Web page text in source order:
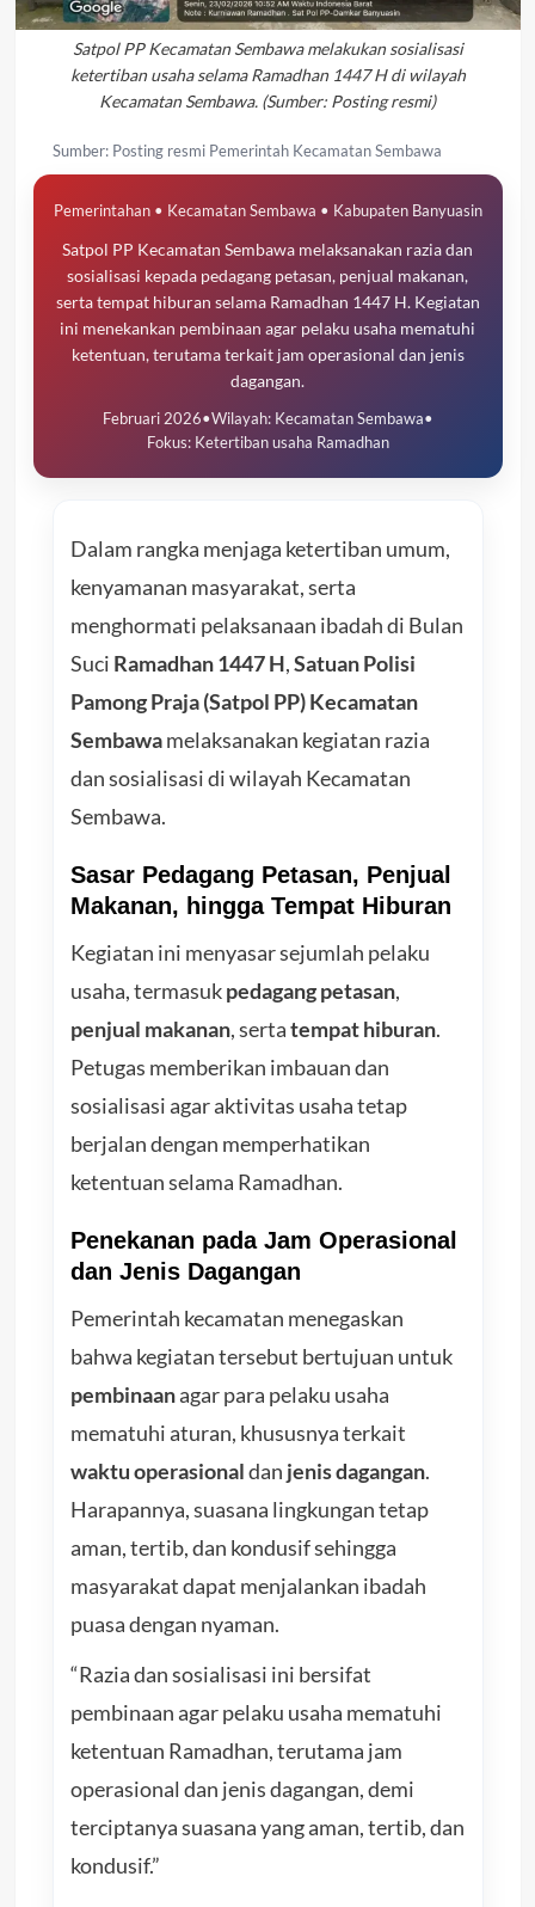
Satpol PP Kecamatan Sembawa melakukan sosialisasi
ketertiban usaha selama Ramadhan 1447 H di wilayah
Kecamatan Sembawa. (Sumber: Posting resmi)
Sumber: Posting resmi Pemerintah Kecamatan Sembawa
Pemerintahan • Kecamatan Sembawa • Kabupaten Banyuasin
Satpol PP Kecamatan Sembawa melaksanakan razia dan
sosialisasi kepada pedagang petasan, penjual makanan,
serta tempat hiburan selama Ramadhan 1447 H. Kegiatan
ini menekankan pembinaan agar pelaku usaha mematuhi
ketentuan, terutama terkait jam operasional dan jenis
dagangan.
Februari 2026•Wilayah: Kecamatan Sembawa•
Fokus: Ketertiban usaha Ramadhan
Dalam rangka menjaga ketertiban umum,
kenyamanan masyarakat, serta
menghormati pelaksanaan ibadah di Bulan
Suci Ramadhan 1447 H,Satuan Polisi
Pamong Praja (Satpol PP) Kecamatan
Sembawamelaksanakan kegiatan razia
dan sosialisasi di wilayah Kecamatan
Sembawa.
Sasar Pedagang Petasan, Penjual
Makanan, hingga Tempat Hiburan
Kegiatan ini menyasar sejumlah pelaku
usaha, termasukpedagang petasan,
penjual makanan, sertatempat hiburan.
Petugas memberikan imbauan dan
sosialisasi agar aktivitas usaha tetap
berjalan dengan memperhatikan
ketentuan selama Ramadhan.
Penekanan pada Jam Operasional
dan Jenis Dagangan
Pemerintah kecamatan menegaskan
bahwa kegiatan tersebut bertujuan untuk
pembinaanagar para pelaku usaha
mematuhi aturan, khususnya terkait
waktu operasionaldan jenis dagangan.
Harapannya, suasana lingkungan tetap
aman, tertib, dan kondusif sehingga
masyarakat dapat menjalankan ibadah
puasa dengan nyaman.
“Razia dan sosialisasi ini bersifat
pembinaan agar pelaku usaha mematuhi
ketentuan Ramadhan, terutama jam
operasional dan jenis dagangan, demi
terciptanya suasana yang aman, tertib, dan
kondusif.”